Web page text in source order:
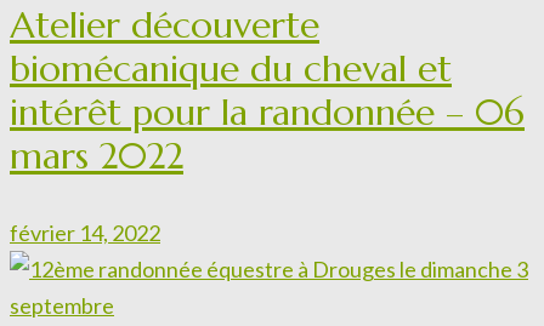
Atelier découverte
biomécanique du cheval et
intérêt pour la randonnée – 06
mars 2022
février 14, 2022